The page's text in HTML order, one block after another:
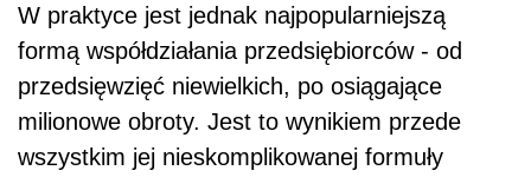
W praktyce jest jednak najpopularniejszą
formą współdziałania przedsiębiorców - od
przedsięwzięć niewielkich, po osiągające
milionowe obroty. Jest to wynikiem przede
wszystkim jej nieskomplikowanej formuły